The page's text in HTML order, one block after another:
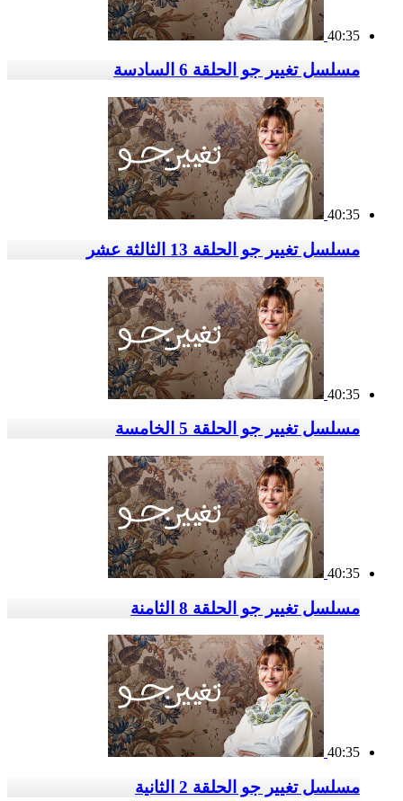
40:35
مسلسل تغيير جو الحلقة 6 السادسة
40:35
مسلسل تغيير جو الحلقة 13 الثالثة عشر
40:35
مسلسل تغيير جو الحلقة 5 الخامسة
40:35
مسلسل تغيير جو الحلقة 8 الثامنة
40:35
مسلسل تغيير جو الحلقة 2 الثانية